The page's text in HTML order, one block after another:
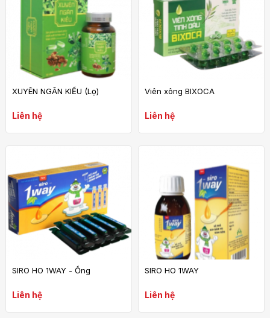
XUYÊN NGÂN KIỀU (Lọ)
Liên hệ
Viên xông BIXOCA
Liên hệ
SIRO HO 1WAY - Ống
Liên hệ
SIRO HO 1WAY
Liên hệ